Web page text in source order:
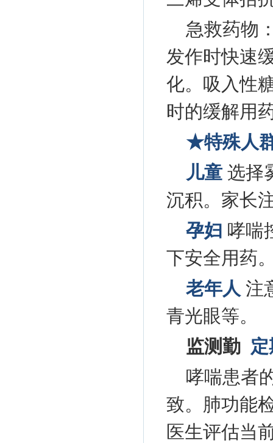
急救药物
发作时快速
化。吸入性
时的缓解用
★特殊人
儿童选择
沉积。家长
孕妇 哮喘
下安全用药
老年人 注
青光眼等。
监测勤
哮喘患者
致。肺功能
医生评估当